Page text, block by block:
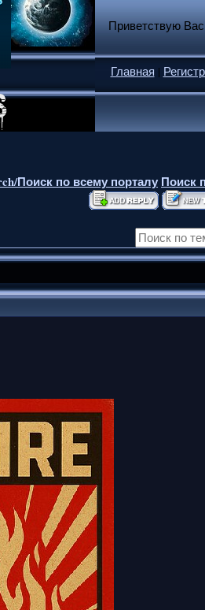
Приветствую Вас
Главная |
Поиск по всему порталу Поиск